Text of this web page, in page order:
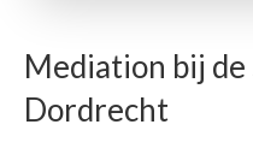
Mediation bij
DordrechtContact